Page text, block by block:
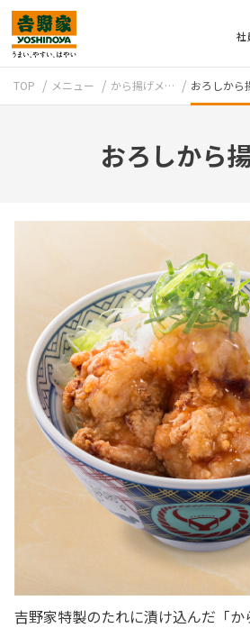
社
牛丼のこだわり
TOP メニュー から揚げメ… おろしから
おろしから
吉野家特製のたれに漬け込んだ「